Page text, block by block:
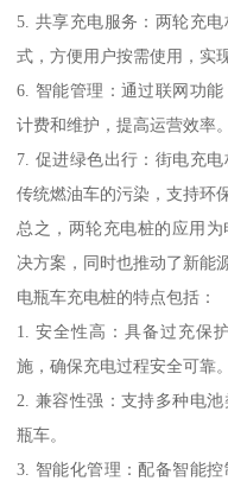
5. 共享充电服务：两轮充
式，方便用户按需使用，实
6. 智能管理：通过联网功能
计费和维护，提高运营效率。
7. 促进绿色出行：街电充
传统燃油车的污染，支持环
总之，两轮充电桩的应用
决方案，同时也推动了新能
电瓶车充电桩的特点包括：
1. 安全性高：具备过充保
施，确保充电过程安全可靠。
2. 兼容性强：支持多种电
瓶车。
3. 智能化管理：配备智能